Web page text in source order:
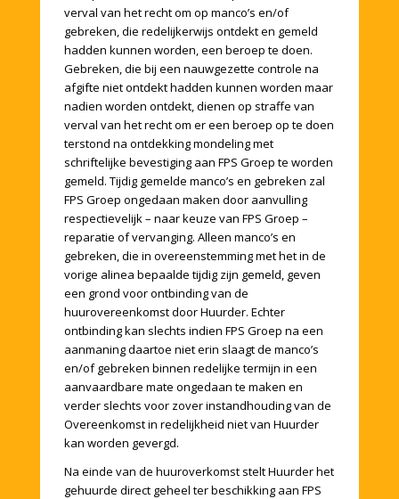
verval van het recht om op manco’s en/of
gebreken, die redelijkerwijs ontdekt en gemeld
hadden kunnen worden, een beroep te doen.
Gebreken, die bij een nauwgezette controle na
afgifte niet ontdekt hadden kunnen worden maar
nadien worden ontdekt, dienen op straffe van
verval van het recht om er een beroep op te doen
terstond na ontdekking mondeling met
schriftelijke bevestiging aan FPS Groep te worden
gemeld. Tijdig gemelde manco’s en gebreken zal
FPS Groep ongedaan maken door aanvulling
respectievelijk – naar keuze van FPS Groep –
reparatie of vervanging. Alleen manco’s en
gebreken, die in overeenstemming met het in de
vorige alinea bepaalde tijdig zijn gemeld, geven
een grond voor ontbinding van de
huurovereenkomst door Huurder. Echter
ontbinding kan slechts indien FPS Groep na een
aanmaning daartoe niet erin slaagt de manco’s
en/of gebreken binnen redelijke termijn in een
aanvaardbare mate ongedaan te maken en
verder slechts voor zover instandhouding van de
Overeenkomst in redelijkheid niet van Huurder
kan worden gevergd.
Na einde van de huuroverkomst stelt Huurder het
gehuurde direct geheel ter beschikking aan FPS